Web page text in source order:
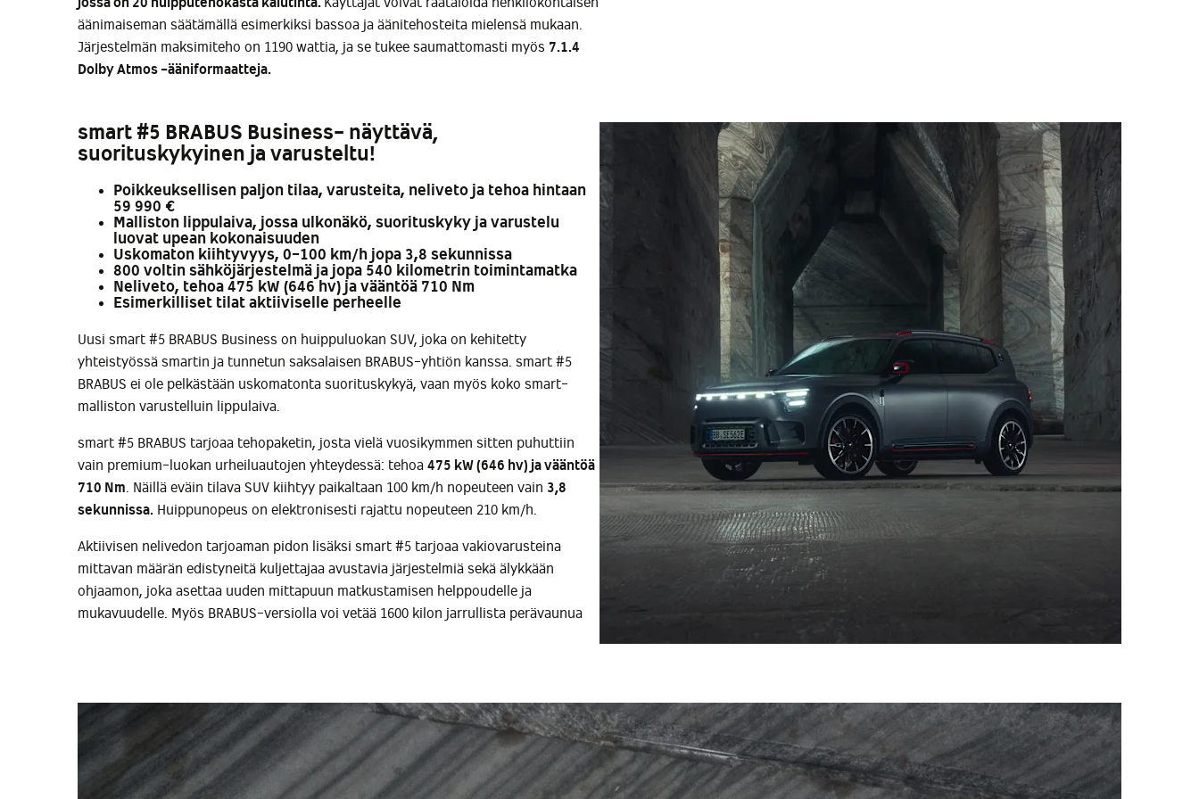
äänimaiseman säätämällä esimerkiksi bassoa ja äänitehosteita mielensä mukaan.
Järjestelmän maksimiteho on 1190 wattia, ja se tukee saumattomasti myös 7.1.4
Dolby Atmos -ääniformaatteja.
smart #5 BRABUS Business- näyttävä,
suorituskykyinen ja varusteltu!
Poikkeuksellisen paljon tilaa, varusteita, neliveto ja tehoa hintaan
59 990 €
Malliston lippulaiva, jossa ulkonäkö, suorituskyky ja varustelu
luovat upean kokonaisuuden
Uskomaton kiihtyvyys, 0-100 km/h jopa 3,8 sekunnissa
800 voltin sähköjärjestelmä ja jopa 540 kilometrin toimintamatka
Neliveto, tehoa 475 kW (646 hv) ja vääntöä 710 Nm
Esimerkilliset tilat aktiiviselle perheelle
Uusi smart #5 BRABUS Business on huippuluokan SUV, joka on kehitetty
yhteistyössä smartin ja tunnetun saksalaisen BRABUS-yhtiön kanssa. smart #5
BRABUS ei ole pelkästään uskomatonta suorituskykyä, vaan myös koko smart-
malliston varustelluin lippulaiva.
smart #5 BRABUS tarjoaa tehopaketin, josta vielä vuosikymmen sitten puhuttiin
vain premium-luokan urheiluautojen yhteydessä: tehoa 475 kW (646 hv) ja vääntöä
710 Nm . Näillä eväin tilava SUV kiihtyy paikaltaan 100 km/h nopeuteen vain 3,8
sekunnissa. Huippunopeus on elektronisesti rajattu nopeuteen 210 km/h.
Aktiivisen nelivedon tarjoaman pidon lisäksi smart #5 tarjoaa vakiovarusteina
mittavan määrän edistyneitä kuljettajaa avustavia järjestelmiä sekä älykkään
ohjaamon, joka asettaa uuden mittapuun matkustamisen helppoudelle ja
mukavuudelle. Myös BRABUS-versiolla voi vetää 1600 kilon jarrullista perävaunua